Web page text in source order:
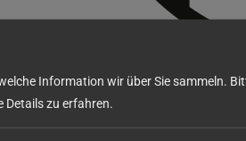
Warum digitale 3D-Gerüst-
Information wir über Sie sammeln.
Details zu erfahren.